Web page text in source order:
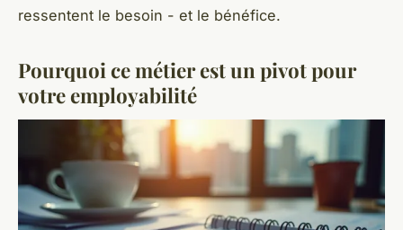
ressentent le besoin - et le bénéfice.
Pourquoi ce métier est un pivot pour
votre employabilité